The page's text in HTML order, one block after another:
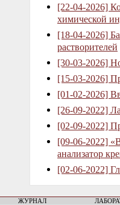
[22-04-2026]
химической
[18-04-2026]
растворителей
[30-03-2026]
[15-03-2026]
[01-02-2026]
[26-09-2022]
[02-09-2022]
[09-06-2022]
анализатор
[02-06-2022]
ЖУРНАЛ